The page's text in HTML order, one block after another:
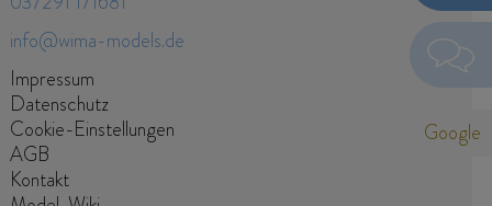
anfragen
Google
Senden
Ich habe die Datenschutzerklärung zur Kenntnis
genommen. Ich stimme zu, dass meine Angaben und Daten
zur Beantwortung meiner Anfrage elektronisch erhoben und
gespeichert werden. Hinweis: Sie können Ihre Einwilligung
info@wima-models.de
Navigation
überspringen
Impressum
Datenschutz
Cookie-Einstellungen
AGB
Kontakt